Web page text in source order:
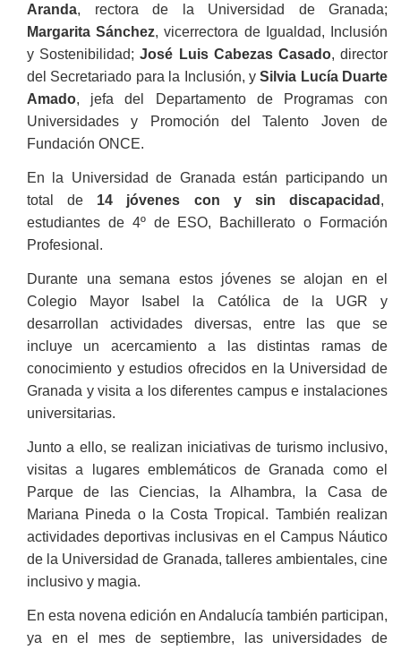
Aranda, rectora de la Universidad de Granada;
Margarita Sánchez, vicerrectora de Igualdad, Inclusión
y Sostenibilidad;José Luis Cabezas Casado, director
del Secretariado para la Inclusión, ySilvia Lucía Duarte
Amado, jefa del Departamento de Programas con
Universidades y Promoción del Talento Joven de
Fundación ONCE.
En la Universidad de Granada están participando un
total de 14 jóvenes con y sin discapacidad ,
estudiantes de 4º de ESO, Bachillerato o Formación
Profesional.
Durante una semana estos jóvenes se alojan en el
Colegio Mayor Isabel la Católica de la UGR y
desarrollan actividades diversas, entre las que se
incluye un acercamiento a las distintas ramas de
conocimiento y estudios ofrecidos en la Universidad de
Granada y visita a los diferentes campus e instalaciones
universitarias.
Junto a ello, se realizan iniciativas de turismo inclusivo,
visitas a lugares emblemáticos de Granada como el
Parque de las Ciencias, la Alhambra, la Casa de
Mariana Pineda o la Costa Tropical. También realizan
actividades deportivas inclusivas en el Campus Náutico
de la Universidad de Granada, talleres ambientales, cine
inclusivo y magia.
En esta novena edición en Andalucía también participan,
ya en el mes de septiembre, las universidades de